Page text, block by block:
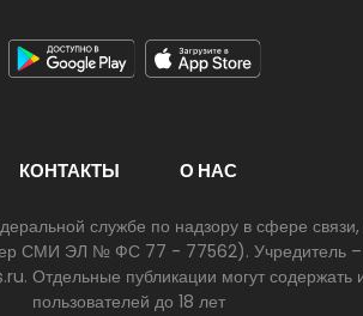
КОНТАКТЫ О НАС
службе по надзору в сфере
СМИ ЭЛ № ФС 77 - 77562). Учредитель
Отдельные публикации могут
пользователей до 18 лет